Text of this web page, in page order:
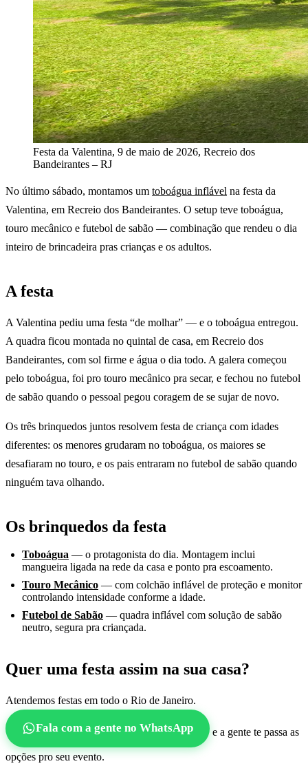
Festa da Valentina, 9 de maio de 2026, Recreio dos
Bandeirantes – RJ
No último sábado, montamos um toboágua inflável na festa da
Valentina, em Recreio dos Bandeirantes. O setup teve toboágua,
touro mecânico e futebol de sabão — combinação que rendeu o dia
inteiro de brincadeira pras crianças e os adultos.
A festa
A Valentina pediu uma festa “de molhar” — e o toboágua entregou.
A quadra ficou montada no quintal de casa, em Recreio dos
Bandeirantes, com sol firme e água o dia todo. A galera começou
pelo toboágua, foi pro touro mecânico pra secar, e fechou no futebol
de sabão quando o pessoal pegou coragem de se sujar de novo.
Os três brinquedos juntos resolvem festa de criança com idades
diferentes: os menores grudaram no toboágua, os maiores se
desafiaram no touro, e os pais entraram no futebol de sabão quando
ninguém tava olhando.
Os brinquedos da festa
Toboágua — o protagonista do dia. Montagem inclui
mangueira ligada na rede da casa e ponto pra escoamento.
Touro Mecânico — com colchão inflável de proteção e monitor
controlando intensidade conforme a idade.
Futebol de Sabão — quadra inflável com solução de sabão
neutro, segura pra criançada.
Quer uma festa assim na sua casa?
Atendemos festas em todo o Rio de Janeiro.
Fala com a gente no WhatsApp e a gente te passa as
opções pro seu evento.